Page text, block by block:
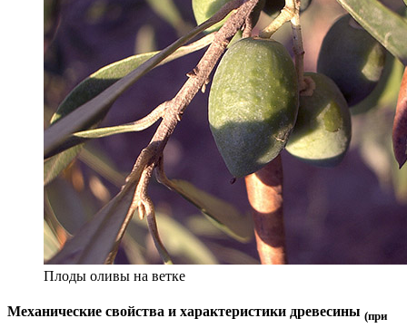
Плоды оливы на ветке
Механические свойства и характеристики древесины (при